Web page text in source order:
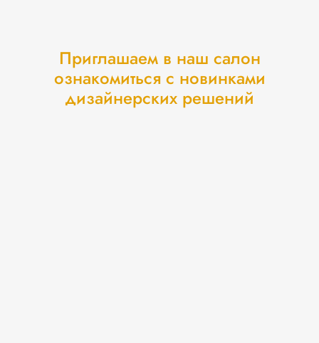
Приглашаем в наш салон
ознакомиться с новинками
дизайнерских решений